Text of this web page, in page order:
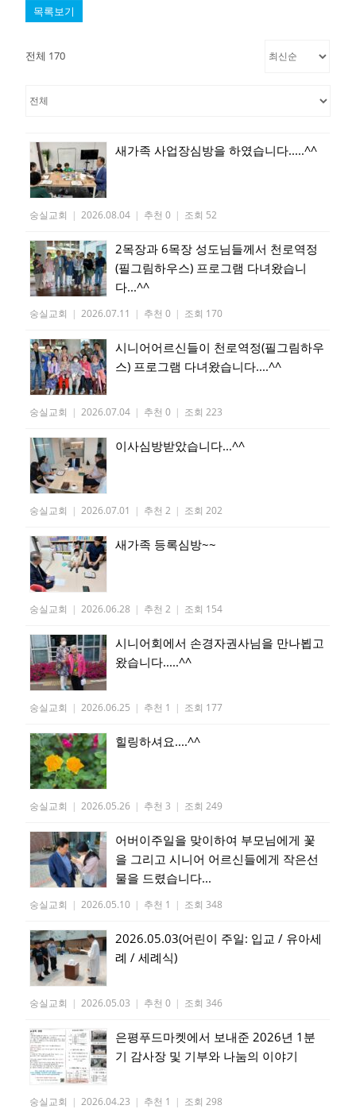
목록보기
전체 170
새가족 사업장심방을 하였습니다.....^^
숭실교회 | 2026.08.04 | 추천 0 | 조회 52
2목장과 6목장 성도님들께서 천로역정
(필그림하우스) 프로그램 다녀왔습니
다...^^
숭실교회 | 2026.07.11 | 추천 0 | 조회 170
시니어어르신들이 천로역정(필그림하우
스) 프로그램 다녀왔습니다....^^
숭실교회 | 2026.07.04 | 추천 0 | 조회 223
이사심방받았습니다...^^
숭실교회 | 2026.07.01 | 추천 2 | 조회 202
새가족 등록심방~~
숭실교회 | 2026.06.28 | 추천 2 | 조회 154
시니어회에서 손경자권사님을 만나뵙고
왔습니다.....^^
숭실교회 | 2026.06.25 | 추천 1 | 조회 177
힐링하셔요....^^
숭실교회 | 2026.05.26 | 추천 3 | 조회 249
어버이주일을 맞이하여 부모님에게 꽃
을 그리고 시니어 어르신들에게 작은선
물을 드렸습니다...
숭실교회 | 2026.05.10 | 추천 1 | 조회 348
2026.05.03(어린이 주일: 입교 / 유아세
례 / 세례식)
숭실교회 | 2026.05.03 | 추천 0 | 조회 346
은평푸드마켓에서 보내준 2026년 1분
기 감사장 및 기부와 나눔의 이야기
숭실교회 | 2026.04.23 | 추천 1 | 조회 298